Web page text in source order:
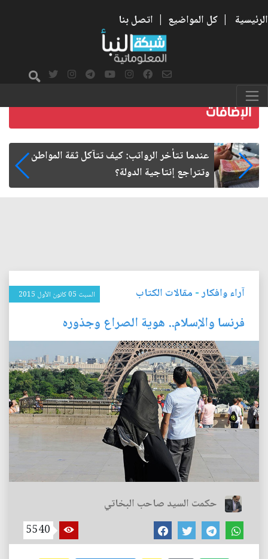
الرئيسية | كل المواضيع | اتصل بنا
صمت الطريق بعد الأربعين
آراء وافكار- مقالات الكتاب السبت 05 كانون الأول 2015
فرنسا والإسلام.. هوية الصراع وجذوره
حكمت السيد صاحب البخاتي
5540